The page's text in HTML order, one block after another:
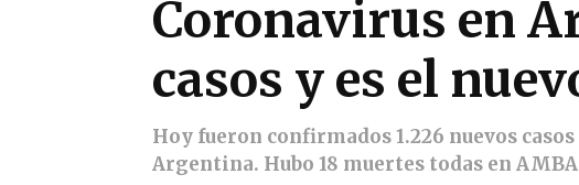
Coronavirus en
casos y es el
Hoy fueron confirmados 1.226 nuevos
Argentina. Hubo 18 muertes todas en